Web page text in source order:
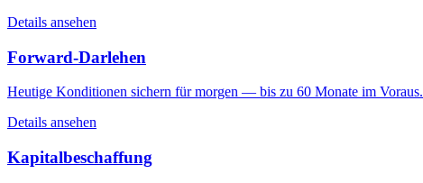
Details ansehen
Forward-Darlehen
Heutige Konditionen sichern für morgen — bis zu 60 Monate im Voraus.
Details ansehen
Kapitalbeschaffung